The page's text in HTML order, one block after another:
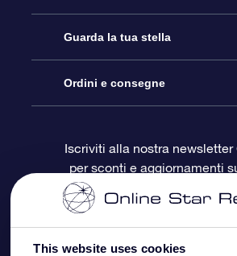
This website uses cookies
Contattaci
Blog
OSR Recensioni
Online Star Gift
Pacchetto regalo OSR
Gift Card OSR
Doni aziendali
Guarda la tua stella
Registro stellare
Star Page personalizzata
One Million Stars
Ordini e consegne
Informazioni di Pagamento
Iscriviti alla nostra newsletter
per sconti e aggiornamenti